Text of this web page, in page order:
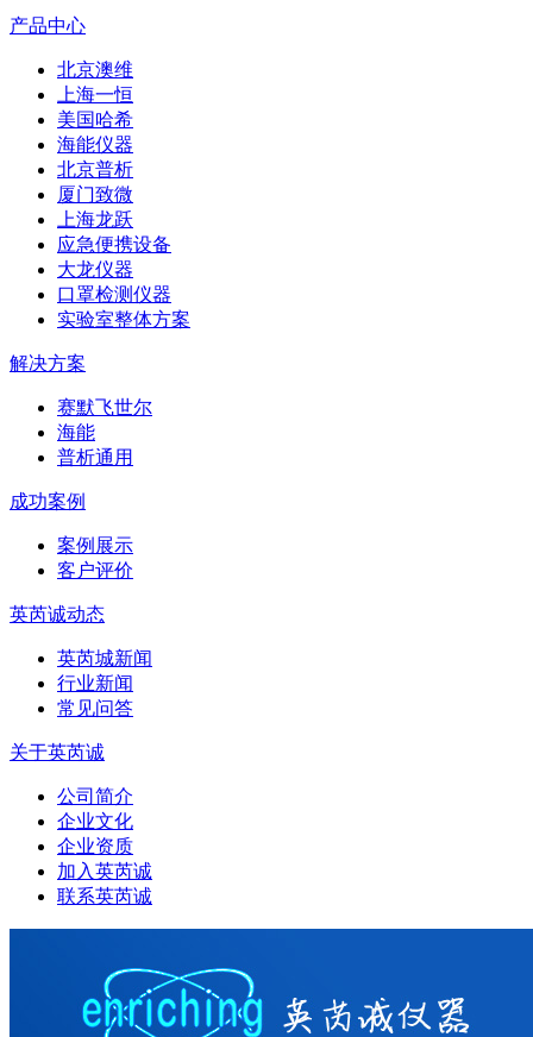
产品中心
北京澳维
上海一恒
美国哈希
海能仪器
北京普析
厦门致微
上海龙跃
应急便携设备
大龙仪器
口罩检测仪器
实验室整体方案
解决方案
赛默飞世尔
海能
普析通用
成功案例
案例展示
客户评价
英芮诚动态
英芮城新闻
行业新闻
常见问答
关于英芮诚
公司简介
企业文化
企业资质
加入英芮诚
联系英芮诚